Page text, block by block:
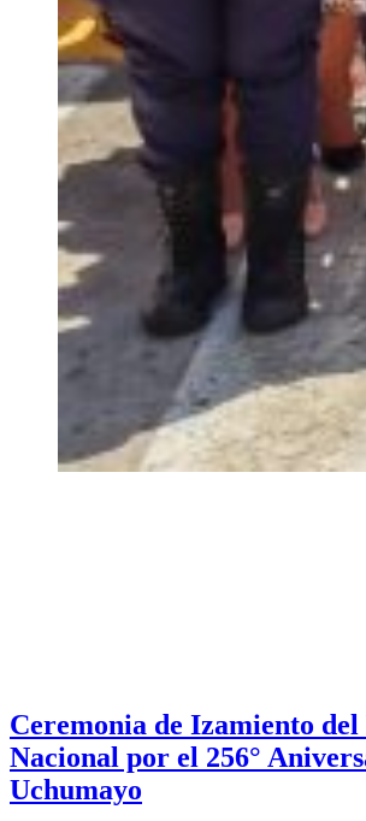
Ceremonia de Izamiento del
Nacional por el 256°
Uchumayo